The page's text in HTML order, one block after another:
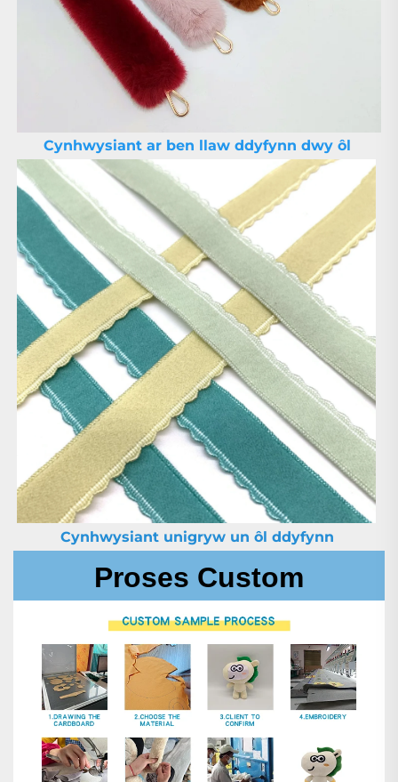
Cynhwysiant ar ben llaw ddyfynn dwy ôl
Cynhwysiant unigryw un ôl ddyfynn
Proses Custom